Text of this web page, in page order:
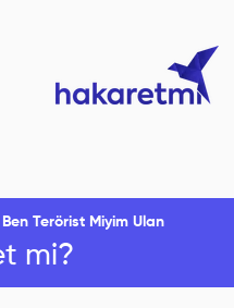
Ben Terörist Miyim Ulan
mi?